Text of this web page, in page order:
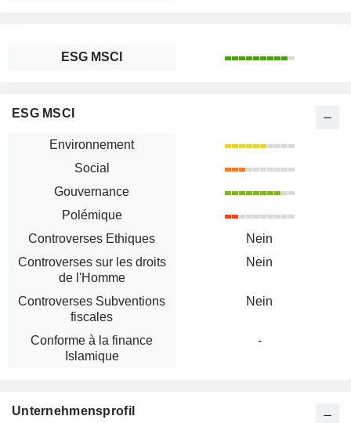
ESG MSCI
ESG MSCI
Environnement
Social
Gouvernance
Polémique
Controverses Ethiques
Nein
Controverses sur les droits
de l'Homme
Nein
Controverses Subventions
fiscales
Nein
Conforme à la finance
Islamique
-
Unternehmensprofil